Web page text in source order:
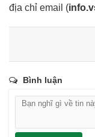
địa chỉ email (
Bình luận